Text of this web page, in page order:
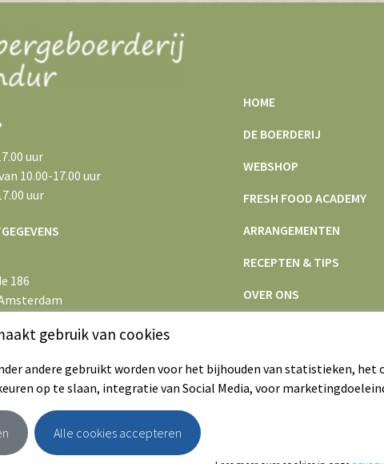
uur
10.00-17.00 uur
uur
186
75
HOME
DE BOERDERIJ
WEBSHOP
FRESH FOOD ACADEMY
ARRANGEMENTEN
RECEPTEN & TIPS
OVER ONS
Sandur Webshop De
gebruik van cookies
andere gebruikt worden voor het bijhouden van statistieken,
op te slaan, integratie van Social Media, voor
Alle cookies accepteren